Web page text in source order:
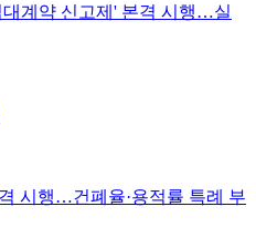
계약 신고제' 본격 시행…실
시행…건폐율·용적률 특례 부